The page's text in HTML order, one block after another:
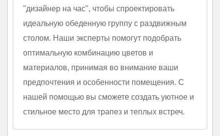
"дизайнер на час", чтобы спроектировать
идеальную обеденную группу с раздвижным
столом. Наши эксперты помогут подобрать
оптимальную комбинацию цветов и
материалов, принимая во внимание ваши
предпочтения и особенности помещения. С
нашей помощью вы сможете создать уютное и
стильное место для трапез и теплых встреч.